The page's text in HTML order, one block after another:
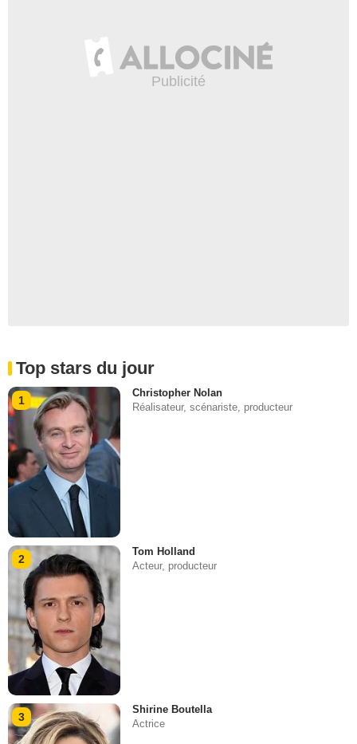
Top stars du jour
1
Christopher Nolan
Réalisateur, scénariste, producteur
2
Tom Holland
Acteur, producteur
3
Shirine Boutella
Actrice